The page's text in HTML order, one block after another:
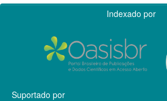
Indexado por
Suportado por